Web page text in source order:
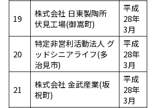
19
株式会社 日東製陶所
伏見工場(御嵩町)
平成
28年
3月
20
特定非営利活動法人 グ
ッドシニアライフ(多
治見市)
平成
28年
3月
21
株式会社 金武産業(坂
祝町)
平成
28年
3月